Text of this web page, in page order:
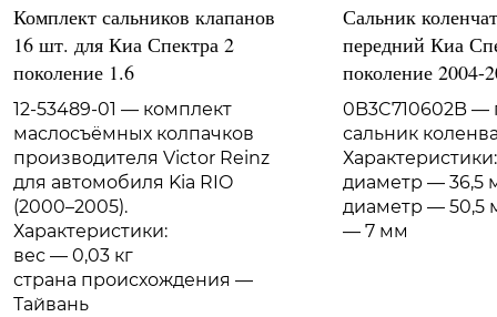
Комплект сальников клапанов
16 шт. для Киа Спектра 2
поколение 1.6
12-53489-01 — комплект
маслосъёмных колпачков
производителя Victor Reinz
для автомобиля Kia RIO
(2000–2005).
Характеристики:
вес — 0,03 кг
страна происхождения —
Тайвань
Сальник
передний Киа
поколение 2004-
0B3C710602B
сальник
диаметр — 36,5
диаметр — 50,5
— 7 мм